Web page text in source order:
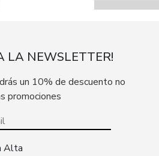
LA NEWSLETTER!
un 10% de descuento no
promociones
Alta